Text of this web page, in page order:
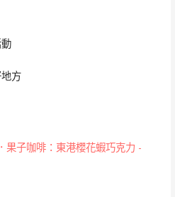
方
果子咖啡：東港櫻花蝦巧克力 -